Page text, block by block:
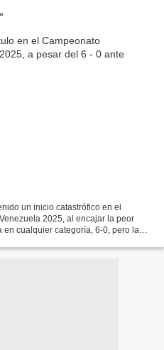
un inicio catastrófico en el
2025, al encajar la peor
cualquier categoría, 6-0, pero la